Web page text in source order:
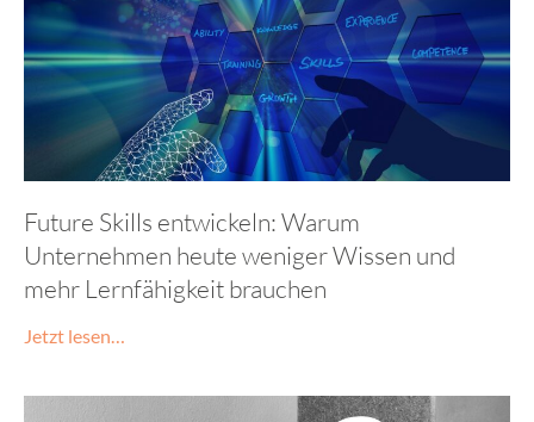
Future Skills entwickeln: Warum
Unternehmen heute weniger Wissen und
mehr Lernfähigkeit brauchen
Jetzt lesen…